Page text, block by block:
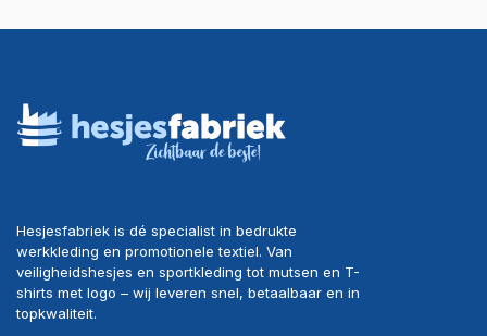
Hesjesfabriek is dé specialist in bedrukte
werkkleding en promotionele textiel. Van
veiligheidshesjes en sportkleding tot mutsen en T-
shirts met logo – wij leveren snel, betaalbaar en in
topkwaliteit.